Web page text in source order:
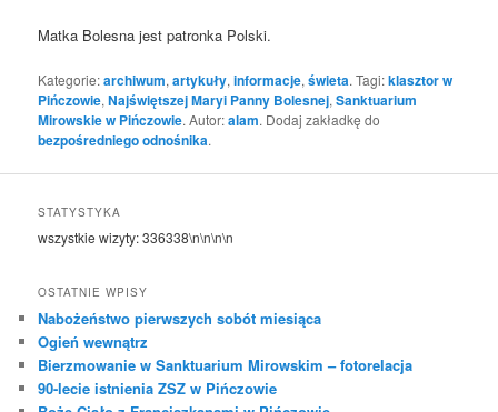
Matka Bolesna jest patronka Polski.
Kategorie:archiwum,artykuły,informacje,świeta. Tagi:klasztor w
Pińczowie,Najświętszej Maryi Panny Bolesnej,Sanktuarium
Mirowskie w Pińczowie. Autor:alam. Dodaj zakładkę do
bezpośredniego odnośnika.
STATYSTYKA
wszystkie wizyty:336338\n\n\n\n
OSTATNIE WPISY
Nabożeństwo pierwszych sobót miesiąca
Ogień wewnątrz
Bierzmowanie w Sanktuarium Mirowskim – fotorelacja
90-lecie istnienia ZSZ w Pińczowie